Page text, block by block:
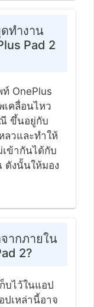
ทำงาน
Pad 2
OnePlus
คลื่อนไหว
ขึ้นอยู่กับ
ลวและทำให้
ข้ากันได้กับ
ดังนั้นให้มอง
ากภายใน
2?
บไว้ในแอป
ปเหล่านี้อาจ